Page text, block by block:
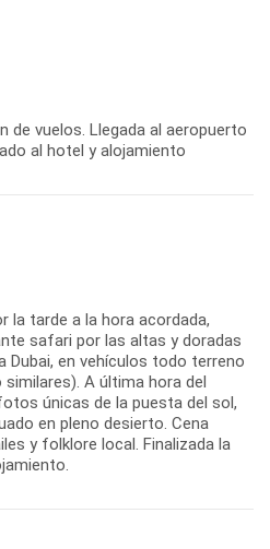
de vuelos. Llegada al aeropuerto
al hotel y alojamiento
la tarde a la hora acordada,
safari por las altas y doradas
Dubai, en vehículos todo terreno
A última hora del
únicas de la puesta del sol,
en pleno desierto. Cena
y folklore local. Finalizada la